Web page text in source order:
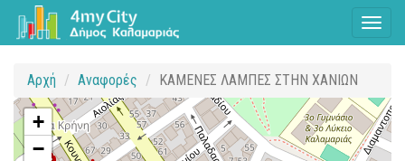
Αρχή Αναφορές ΚΑΜΕΝΕΣ ΛΑΜΠΕΣ ΣΤΗΝ ΧΑΝΙΩΝ
+
−